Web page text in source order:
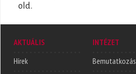
old.
AKTUÁLIS
Hírek
INTÉZET
Bemutatkozás